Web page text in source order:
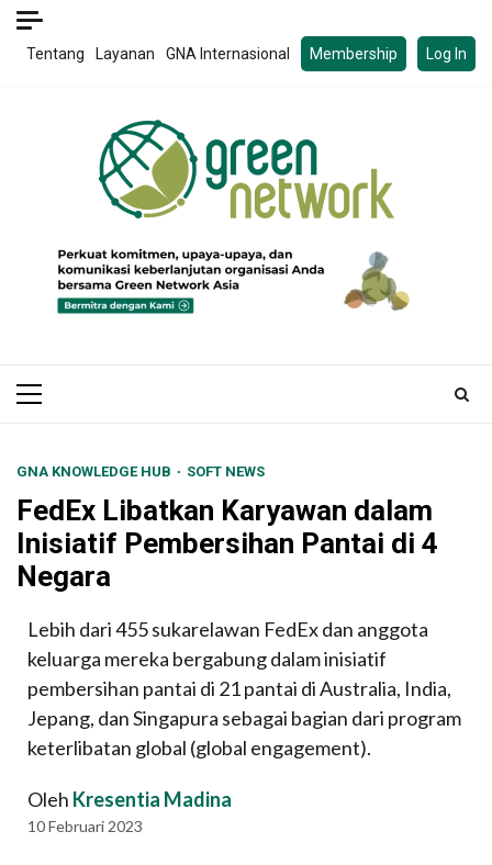
Skip
Tentang Layanan GNA Internasional Membership Log In
Primary
GNA KNOWLEDGE HUB SOFT NEWS
FedEx Libatkan Karyawan dalam
Inisiatif Pembersihan Pantai di 4
Negara
Lebih dari 455 sukarelawan FedEx dan anggota
keluarga mereka bergabung dalam inisiatif
pembersihan pantai di 21 pantai di Australia, India,
Jepang, dan Singapura sebagai bagian dari program
keterlibatan global (global engagement).
Oleh Kresentia Madina
10 Februari 2023